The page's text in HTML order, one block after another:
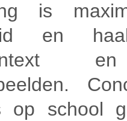
is
en
op school